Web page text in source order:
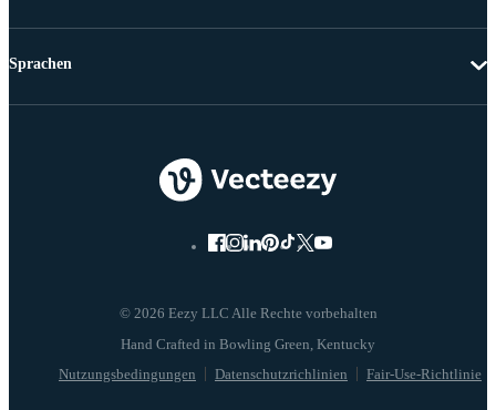
© 2026 Eezy LLC Alle Rechte vorbehalten
Nutzungsbedingungen Datenschutzrichlinien Fair-Use-Richtlinie
Sprachen